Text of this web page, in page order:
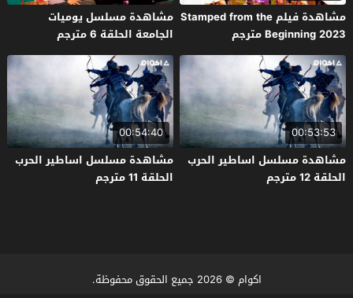
مشاهدة فيلم Stamped from the
Beginning 2023 مترجم
مشاهدة مسلسل يوميات
الجامعة الحلقة 6 مترجم
00:53:53
مشاهدة مسلسل اساطير الحرب
الحلقة 12 مترجم
00:54:40
مشاهدة مسلسل اساطير الحرب
الحلقة 11 مترجم
اكوام © 2026 جميع الحقوق محفوظة.